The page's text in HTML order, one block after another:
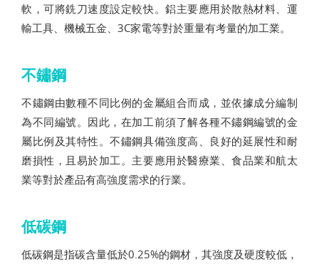
軟，可將銑刀速度設定較快。鋁主要應用於散熱材料、運
輸工具、機械五金、3C家電等對於重量有考量的加工業。
不鏽鋼
不鏽鋼由數種不同比例的金屬組合而成，並依據成分編制
為不同編號。因此，在加工前須了解各種不鏽鋼編號的金
屬比例及其特性。不鏽鋼具備強度高、良好的延展性和耐
磨損性，且易於加工。主要應用於醫療業、食品業和航太
業等對於產品有高強度需求的行業。
低碳鋼
低碳鋼是指碳含量低於0.25%的鋼材，其強度及硬度較低，